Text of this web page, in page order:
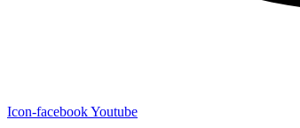
Icon-facebookYoutube